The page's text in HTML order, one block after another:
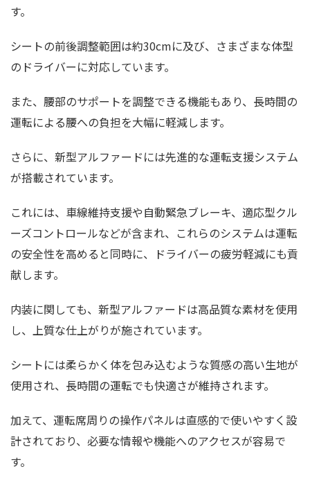
す。
シートの前後調整範囲は約30cmに及び、さまざまな体型
のドライバーに対応しています。
また、腰部のサポートを調整できる機能もあり、長時間の
運転による腰への負担を大幅に軽減します。
さらに、新型アルファードには先進的な運転支援システム
が搭載されています。
これには、車線維持支援や自動緊急ブレーキ、適応型クル
ーズコントロールなどが含まれ、これらのシステムは運転
の安全性を高めると同時に、ドライバーの疲労軽減にも貢
献します。
内装に関しても、新型アルファードは高品質な素材を使用
し、上質な仕上がりが施されています。
シートには柔らかく体を包み込むような質感の高い生地が
使用され、長時間の運転でも快適さが維持されます。
加えて、運転席周りの操作パネルは直感的で使いやすく設
計されており、必要な情報や機能へのアクセスが容易で
す。